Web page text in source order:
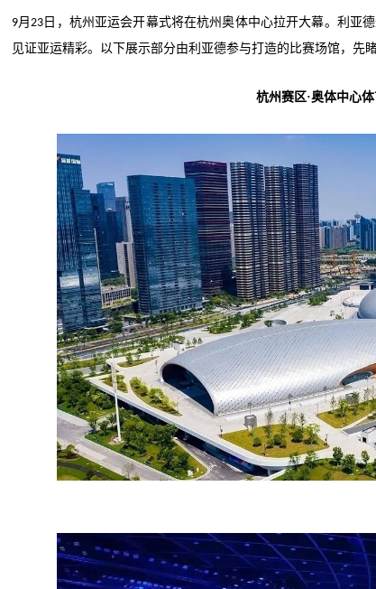
9月23 日，杭州亚运会开幕式将在杭州奥体中心拉开大幕。利亚
见证亚运精彩。以下展示部分由利亚德参与打造的比赛场馆，先
杭州赛区·奥体中心